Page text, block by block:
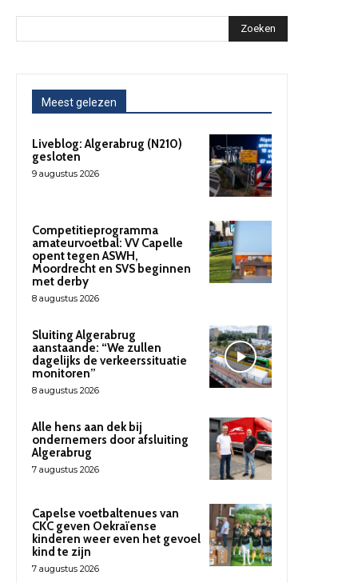
Zoeken
Meest gelezen
Liveblog: Algerabrug (N210)
gesloten
9 augustus 2026
Competitieprogramma
amateurvoetbal: VV Capelle
opent tegen ASWH,
Moordrecht en SVS beginnen
met derby
8 augustus 2026
Sluiting Algerabrug
aanstaande: “We zullen
dagelijks de verkeerssituatie
monitoren”
8 augustus 2026
Alle hens aan dek bij
ondernemers door afsluiting
Algerabrug
7 augustus 2026
Capelse voetbaltenues van
CKC geven Oekraïense
kinderen weer even het gevoel
kind te zijn
7 augustus 2026